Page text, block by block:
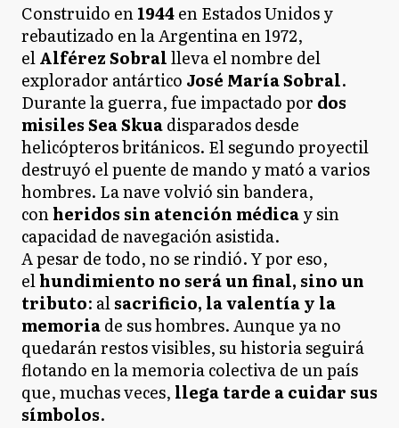
Construido en1944en Estados Unidos y
rebautizado en la Argentina en 1972,
elAlférez Sobrallleva el nombre del
explorador antártico José María Sobral.
Durante la guerra, fue impactado por dos
misiles Sea Skuadisparados desde
helicópteros británicos. El segundo proyectil
destruyó el puente de mando y mató a varios
hombres. La nave volvió sin bandera,
conheridos sin atención médicay sin
capacidad de navegación asistida.
A pesar de todo, no se rindió. Y por eso,
elhundimiento no será un final, sino un
tributo: alsacrificio, la valentía y la
memoriade sus hombres. Aunque ya no
quedarán restos visibles, su historia seguirá
flotando en la memoria colectiva de un país
que, muchas veces, llega tarde a cuidar sus
símbolos.